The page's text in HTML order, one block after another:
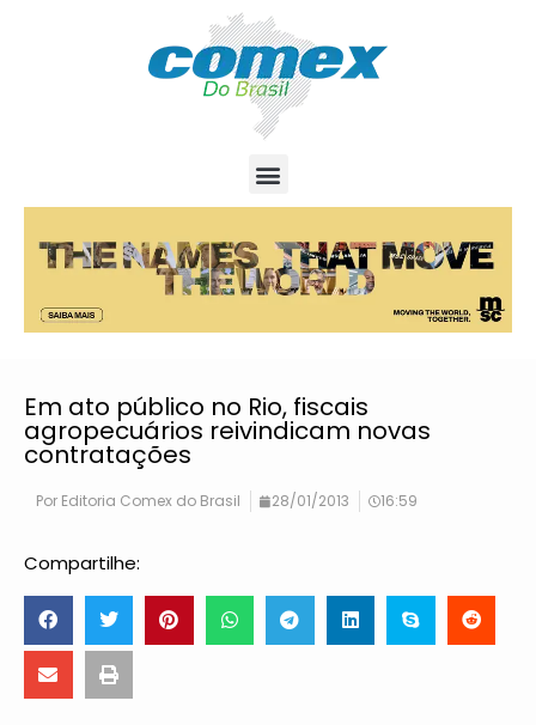
Em ato público no Rio, fiscais
agropecuários reivindicam novas
contratações
Por Editoria Comex do Brasil 28/01/2013 16:59
Compartilhe: